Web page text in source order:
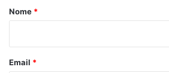
o
Nome *
Email *